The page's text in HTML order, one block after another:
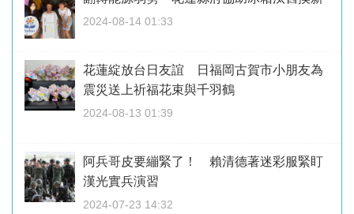
2024-08-14 01:33
花蓮綻放台日友誼 日福岡古賀市小朋友為
震災送上祈福花束與千羽鶴
2024-08-13 01:39
阿兵哥皮要繃緊了！ 賴清德著迷彩服緊盯
漢光實兵演習
2024-07-23 14:32